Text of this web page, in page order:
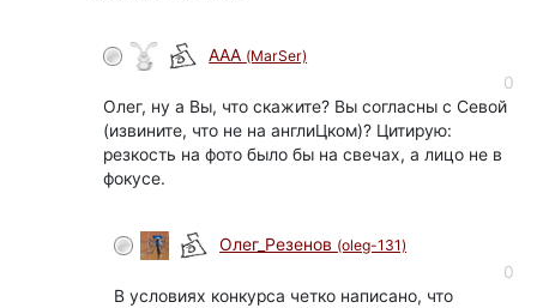
ААА (MarSer)
0
Олег, ну а Вы, что скажите? Вы согласны с Севой
(извините, что не на англиЦком)? Цитирую:
резкость на фото было бы на свечах, а лицо не в
фокусе.
Олег_Резенов (oleg-131)
0
В условиях конкурса четко написано, что